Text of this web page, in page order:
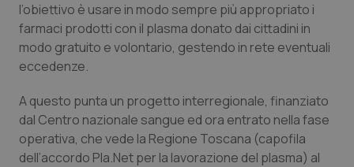
Calabria
Campania
Emilia-Romagna
Friuli Venezia Giulia
Asma & BPCO
Car-T
Colesterolo & coronaropatie
Dermatite Atopica
l’obiettivo è usare in modo sempre più appropriato i
farmaci prodotti con il plasma donato dai cittadini in
modo gratuito e volontario, gestendo in rete eventuali
eccedenze.
A questo punta un progetto interregionale, finanziato
dal Centro nazionale sangue ed ora entrato nella fase
operativa, che vede la Regione Toscana (capofila
dell’accordo Pla.Net per la lavorazione del plasma) al